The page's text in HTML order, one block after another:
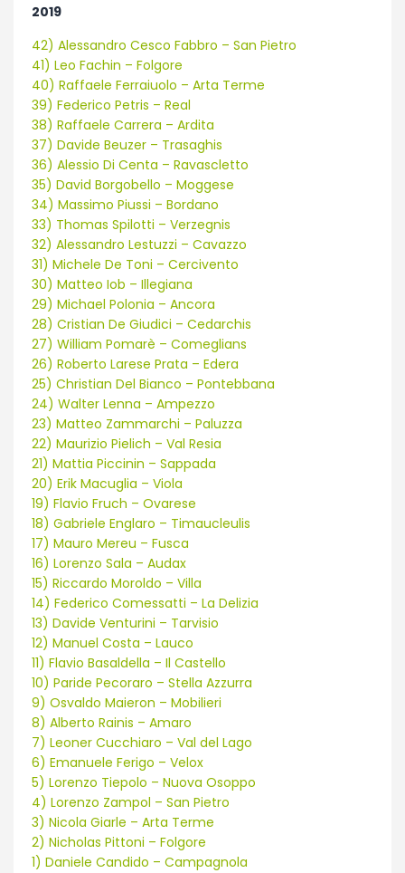
2019
42) Alessandro Cesco Fabbro – San Pietro
41) Leo Fachin – Folgore
40) Raffaele Ferraiuolo – Arta Terme
39) Federico Petris – Real
38) Raffaele Carrera – Ardita
37) Davide Beuzer – Trasaghis
36) Alessio Di Centa – Ravascletto
35) David Borgobello – Moggese
34) Massimo Piussi – Bordano
33) Thomas Spilotti – Verzegnis
32) Alessandro Lestuzzi – Cavazzo
31) Michele De Toni – Cercivento
30) Matteo Iob – Illegiana
29) Michael Polonia – Ancora
28) Cristian De Giudici – Cedarchis
27) William Pomarè – Comeglians
26) Roberto Larese Prata – Edera
25) Christian Del Bianco – Pontebbana
24) Walter Lenna – Ampezzo
23) Matteo Zammarchi – Paluzza
22) Maurizio Pielich – Val Resia
21) Mattia Piccinin – Sappada
20) Erik Macuglia – Viola
19) Flavio Fruch – Ovarese
18) Gabriele Englaro – Timaucleulis
17) Mauro Mereu – Fusca
16) Lorenzo Sala – Audax
15) Riccardo Moroldo – Villa
14) Federico Comessatti – La Delizia
13) Davide Venturini – Tarvisio
12) Manuel Costa – Lauco
11) Flavio Basaldella – Il Castello
10) Paride Pecoraro – Stella Azzurra
9) Osvaldo Maieron – Mobilieri
8) Alberto Rainis – Amaro
7) Leoner Cucchiaro – Val del Lago
6) Emanuele Ferigo – Velox
5) Lorenzo Tiepolo – Nuova Osoppo
4) Lorenzo Zampol – San Pietro
3) Nicola Giarle – Arta Terme
2) Nicholas Pittoni – Folgore
1) Daniele Candido – Campagnola